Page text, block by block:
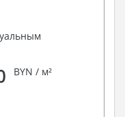
BYN / м²